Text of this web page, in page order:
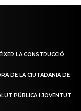
LA CONSTRUCCIÓ
DE LA CIUTADANIA DE
PÚBLICA I JOVENTUT